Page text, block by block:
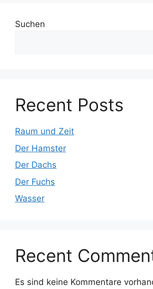
Suchen
Recent Posts
Raum und Zeit
Der Hamster
Der Dachs
Der Fuchs
Wasser
Recent
Es sind keine Kommentare